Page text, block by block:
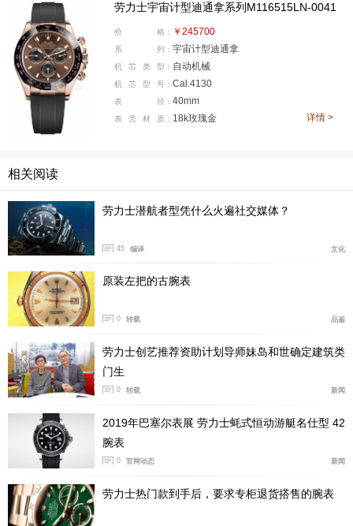
当然，整车组装和动力调校还是在保时捷自己工厂完成，
相比市值排在全球汽车品牌第四的蔚来汽车(NIO)还是靠
谱一些。毕竟大家都知道蔚来并没有自己的工厂，而是全
权交给江淮汽车代工。
啊，Macan时尚精致，适合城市出行，外观紧凑优雅而且
比卡宴便宜不少。毕竟“破二手车”（Po-rs-che）我们都
爱，至于动力和通过性根本就不是问题，谁还开着保时捷
去山里越野啊？
一个好朋友，预定了特斯拉Model Y，但提车时间排到三
月份。上周没扛住蔚来销售的软磨硬泡，带着老婆去试驾
了EC6。这一下给自己惹了麻烦。
劳力士宇宙计型迪通拿系列M116515LN-0041
价 格： ￥245700
系 列： 宇宙计型迪通拿
机 芯 类 型： 自动机械
机 芯 型 号： Cal.4130
表 径： 40mm
表 壳 材 质： 18k玫瑰金 详情 >
相关阅读
劳力士潜航者型凭什么火遍社交媒体？
45 编译 文化
原装左把的古腕表
0 转载 品鉴
劳力士创艺推荐资助计划导师妹岛和世确定建筑类
门生
0 转载 新闻
2019年巴塞尔表展 劳力士蚝式恒动游艇名仕型 42
腕表
0 官网动态 新闻
劳力士热门款到手后，要求专柜退货搭售的腕表